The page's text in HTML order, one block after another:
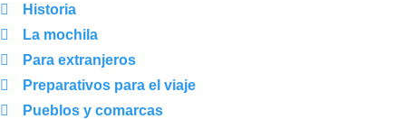
Historia
La mochila
Para extranjeros
Preparativos para el viaje
Pueblos y comarcas